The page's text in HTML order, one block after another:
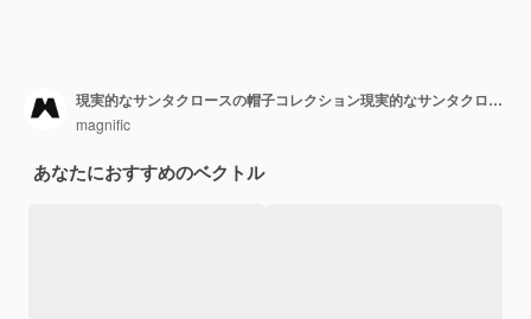
現実的なサンタクロースの帽子コレクション現実的なサンタクロースの帽子コレクション
magnific
あなたにおすすめのベクトル